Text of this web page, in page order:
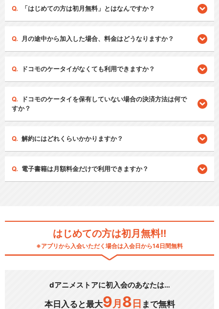
「はじめての方は初月無料」とはなんですか？
月の途中から加入した場合、料金はどうなりますか？
ドコモのケータイがなくても利用できますか？
ドコモのケータイを保有していない場合の決済方法は何で
すか？
解約にはどれくらいかかりますか？
電子書籍は月額料金だけで利用できますか？
はじめての方は初月無料!!
※アプリから入会いただく場合は入会日から14日間無料
dアニメストアに初入会のあなたは…
本日入ると最大9 月 8 日 まで無料